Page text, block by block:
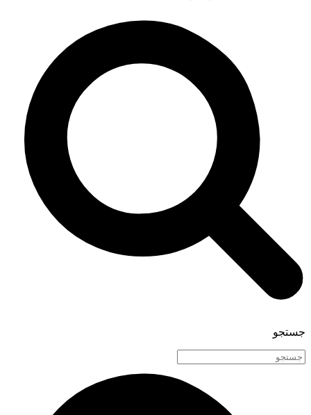
جستجو